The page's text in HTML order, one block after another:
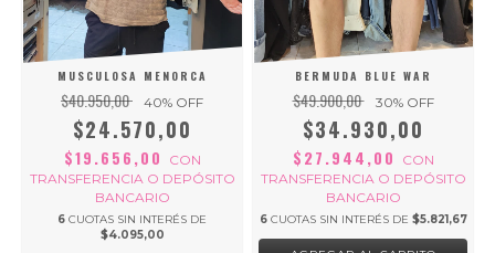
MUSCULOSA MENORCA
$40.950,00 40% OFF
$24.570,00
$19.656,00
CON
TRANSFERENCIA O DEPÓSITO
BANCARIO
6 CUOTAS SIN INTERÉS DE
$4.095,00
BERMUDA BLUE WAR
$49.900,00 30% OFF
$34.930,00
$27.944,00
CON
TRANSFERENCIA O DEPÓSITO
BANCARIO
6 CUOTAS SIN INTERÉS DE $5.821,67